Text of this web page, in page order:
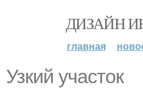
ДИЗАЙН
главная
Узкий участок